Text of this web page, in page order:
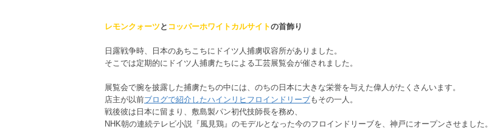
レモンクォーツ と コッパーホワイトカルサイトの首飾り
日露戦争時、日本のあちこちにドイツ人捕虜収容所がありました。
そこでは定期的にドイツ人捕虜たちによる工芸展覧会が催されました。
展覧会で腕を披露した捕虜たちの中には、のちの日本に大きな栄誉を与えた偉人がたくさんいます。
店主が以前ブログで紹介したハインリヒフロインドリーブもその一人。
戦後彼は日本に留まり、敷島製パン初代技師長を務め、
NHK朝の連続テレビ小説『風見鶏』のモデルとなった今のフロインドリーブを、神戸にオープンさせました。